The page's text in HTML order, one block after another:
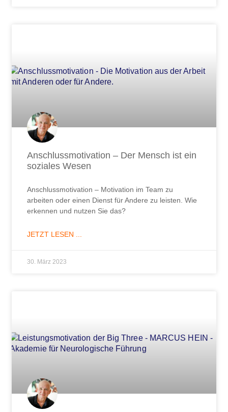
Anschlussmotivation – Der Mensch ist ein
soziales Wesen
Anschlussmotivation – Motivation im Team zu
arbeiten oder einen Dienst für Andere zu leisten. Wie
erkennen und nutzen Sie das?
JETZT LESEN ...
30. März 2023